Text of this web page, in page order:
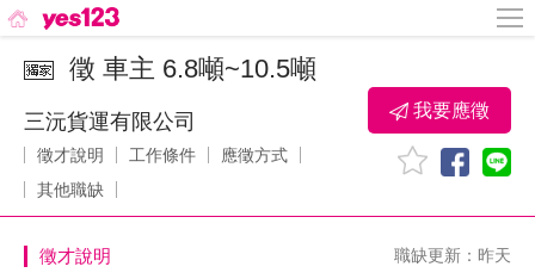
徵 車主 6.8噸~10.5噸
三沅貨運有限公司
徵才說明 工作條件
應徵方式
其他職缺
我要應徵
徵才說明 職缺更新：昨天